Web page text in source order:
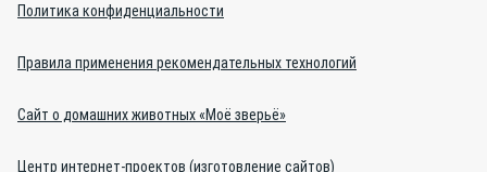
Политика конфиденциальности
Правила применения рекомендательных технологий
Сайт о домашних животных «Моё зверьё»
Центр интернет-проектов (изготовление сайтов)